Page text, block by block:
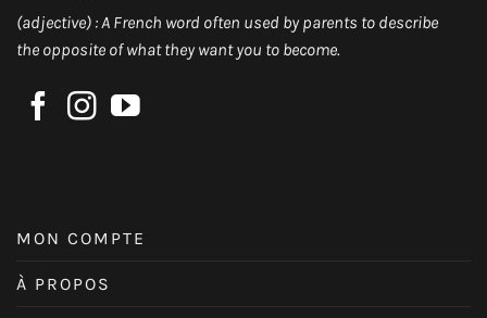
(adjective) : A French word often used by parents to describe
the opposite of what they want you to become.
MON COMPTE
À PROPOS